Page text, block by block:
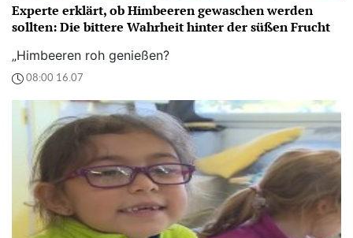
Experte erklärt, ob Himbeeren gewaschen werden
sollten: Die bittere Wahrheit hinter der süßen Frucht
„Himbeeren roh genießen?
08:00 16.07